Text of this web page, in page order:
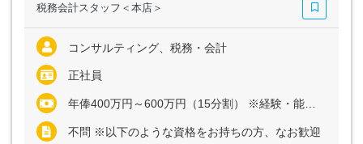
税務会計スタッフ＜本店＞
コンサルティング、税務・会計
正社員
年俸400万円～600万円（15分割） ※経験・能力など考慮の上、決定いたします ※上記に固定残業代（月40時間分＝6万2509円～11万9000円）を含む ※超過分は全額別途支給
不問 ※以下のような資格をお持ちの方、なお歓迎